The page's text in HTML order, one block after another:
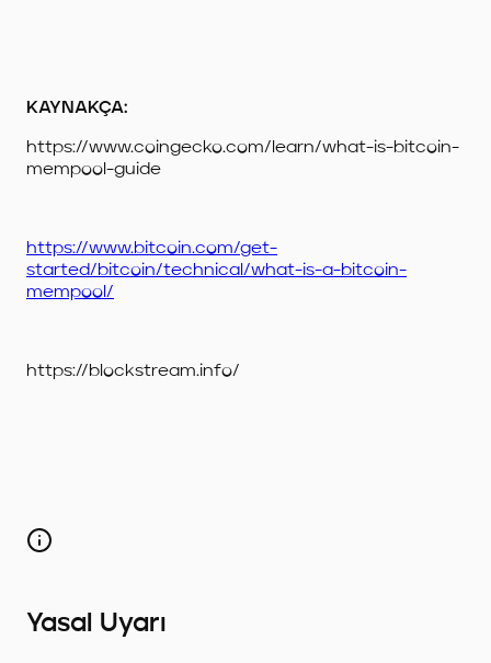
KAYNAKÇA:
https://www.coingecko.com/learn/what-is-bitcoin-
mempool-guide
https://www.bitcoin.com/get-
started/bitcoin/technical/what-is-a-bitcoin-
mempool/
https://blockstream.info/
Yasal Uyarı